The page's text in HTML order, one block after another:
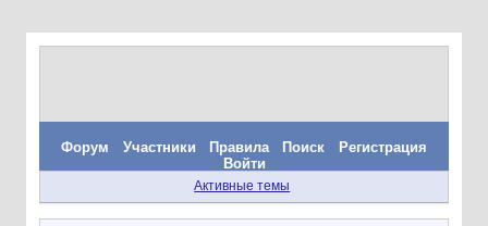
Форум Участники Правила Поиск
Регистрация
Войти
Активные темы